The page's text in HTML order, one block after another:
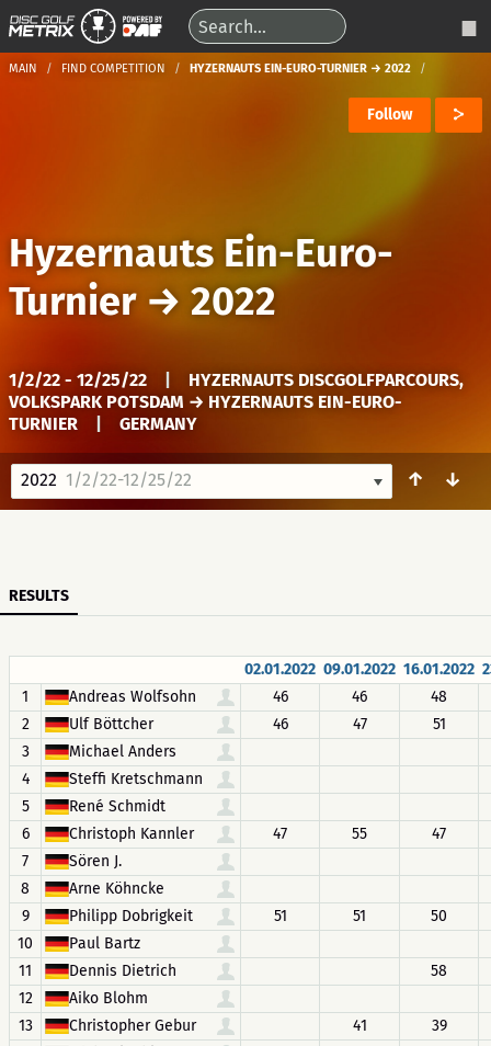
MAIN FIND COMPETITION HYZERNAUTS EIN-EURO-TURNIER → 2022
Follow
Hyzernauts Ein-Euro-
Turnier→ 2022
1/2/22 - 12/25/22
HYZERNAUTS DISCGOLFPARCOURS,
VOLKSPARK POTSDAM → HYZERNAUTS EIN-EURO-
TURNIER
GERMANY
2022 1/2/22-12/25/22 ↑ ↓
RESULTS
02.01.2022 09.01.2022 16.01.2022
1
Andreas Wolfsohn 46 46
48
2
Ulf Böttcher 46 47
51
3
Michael Anders
4
Steffi Kretschmann
5
René Schmidt
6
Christoph Kannler 47 55
47
7
Sören J.
8
Arne Köhncke
9
Philipp Dobrigkeit 51 51
50
10
Paul Bartz
11
Dennis Dietrich
58
12
Aiko Blohm
13
Christopher Gebur 41
39